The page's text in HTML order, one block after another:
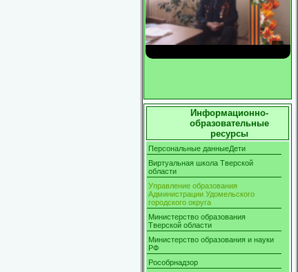
Информационно-
образовательные
ресурсы
Персональные данныеДети
Виртуальная школа Тверской
области
Управление образования
Администрации Удомельского
городского округа
Министерство образования
Тверской области
Министерство образования и науки
РФ
Рособрнадзор